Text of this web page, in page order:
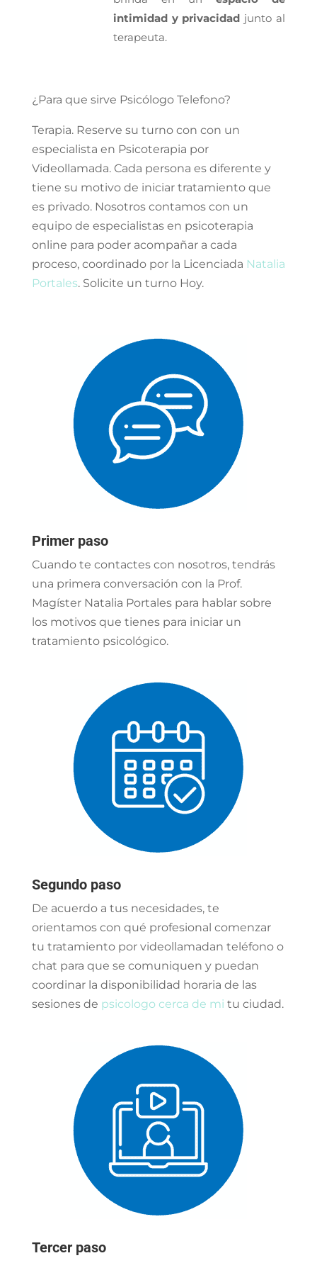
intimidad y privacidad junto al
terapeuta.
¿Para que sirve Psicólogo Telefono?
Terapia. Reserve su turno con con un
especialista en Psicoterapia por
Videollamada. Cada persona es diferente y
tiene su motivo de iniciar tratamiento que
es privado. Nosotros contamos con un
equipo de especialistas en psicoterapia
online para poder acompañar a cada
proceso, coordinado por la Licenciada Natalia
Portales. Solicite un turno Hoy.
Primer paso
Cuando te contactes con nosotros, tendrás
una primera conversación con la Prof.
Magíster Natalia Portales para hablar sobre
los motivos que tienes para iniciar un
tratamiento psicológico.
Segundo paso
De acuerdo a tus necesidades, te
orientamos con qué profesional comenzar
tu tratamiento por videollamadan teléfono o
chat para que se comuniquen y puedan
coordinar la disponibilidad horaria de las
sesiones de psicologo cerca de mi tu ciudad.
Tercer paso